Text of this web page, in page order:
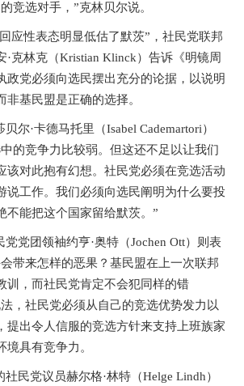
竞选对手，”克林贝尔说。
应性表态明显低估了默茨”，社民党联邦
·克林克（Kristian Klinck）告诉《明镜周
政党必须向选民摆出充分的论据，以说明
非基民盟是正确的选择。
尔·卡德马托里（Isabel Cademartori）
的竞争力比较弱。但这还不足以让我们
该对此抱有幻想。社民党必须在竞选活动
说工作。我们必须向选民阐明为什么要投
不能把这个国家留给默茨。”
党党团领袖约亨·奥特（Jochen Ott）则表
带来怎样的恶果？基民盟在上一次联邦
训，而社民党肯定不会犯同样的错
，社民党必须从自己的竞选优势发力以
出令人信服的竞选方针来支持上班族家
境具有竞争力。
社民党议员赫尔格·林特（Helge Lindh）